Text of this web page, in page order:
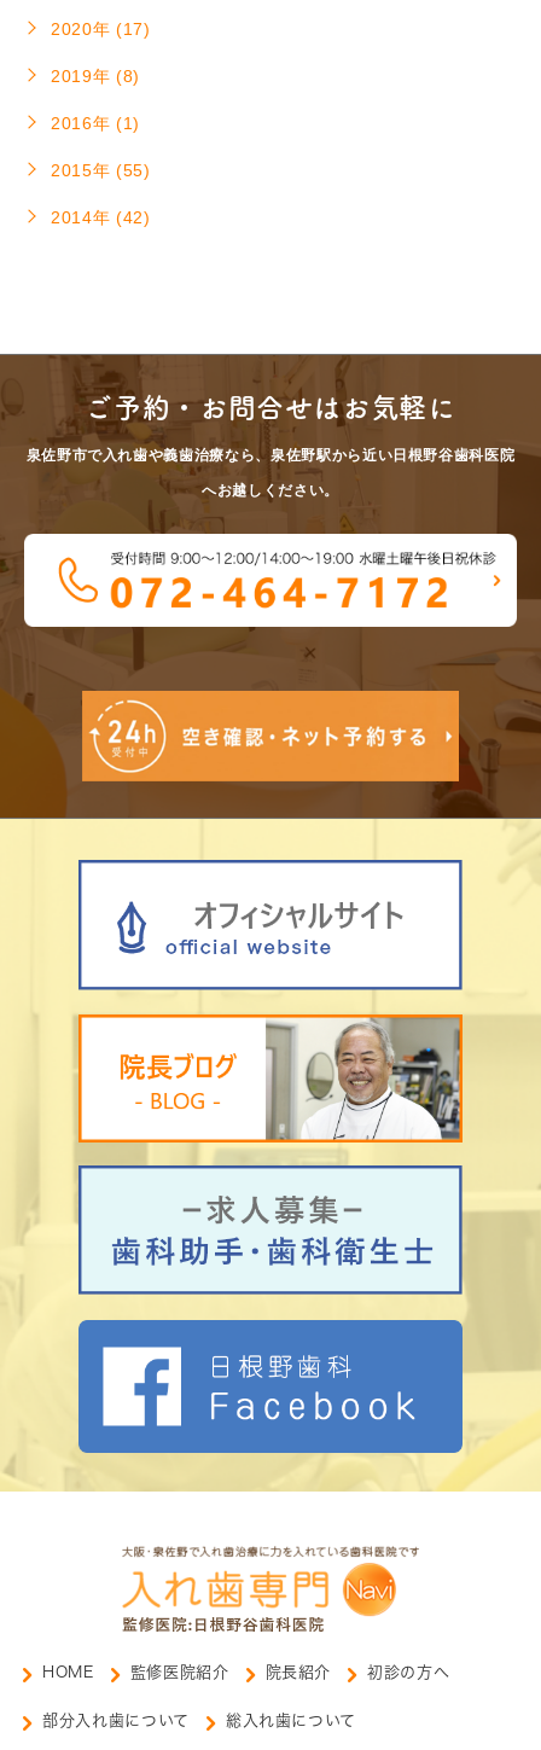
2020年 (17)
2019年 (8)
2016年 (1)
2015年 (55)
2014年 (42)
ご予約・お問合せはお気軽に
泉佐野市で入れ歯や義歯治療なら、泉佐野駅から近い日根野谷歯科医院
へお越しください。
HOME 監修医院紹介 院長紹介 初診の方へ
部分入れ歯について 総入れ歯について